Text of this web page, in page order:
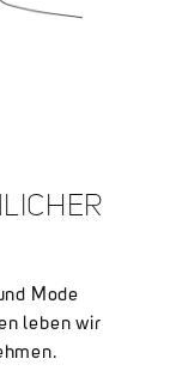
Mode
leben wir